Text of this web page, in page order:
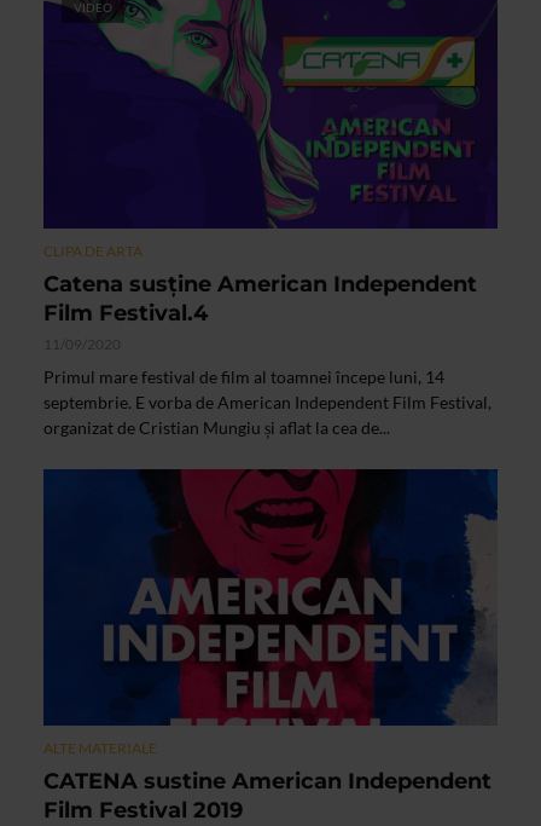
VIDEO
CLIPA DE ARTA
Catena susține American Independent
Film Festival.4
11/09/2020
Primul mare festival de film al toamnei începe luni, 14
septembrie. E vorba de American Independent Film Festival,
organizat de Cristian Mungiu și aflat la cea de...
ALTE MATERIALE
CATENA sustine American Independent
Film Festival 2019